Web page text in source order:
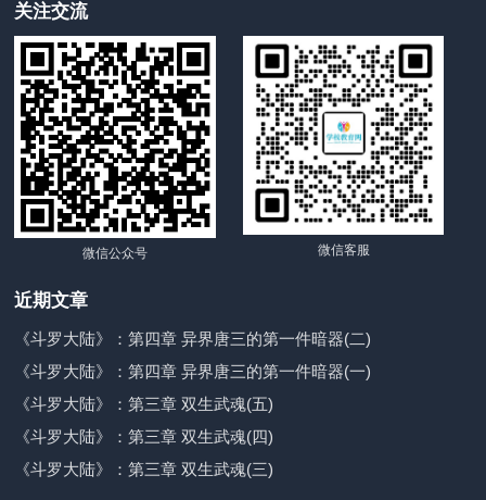
关注交流
微信公众号 微信客服
近期文章
《斗罗大陆》：第四章 异界唐三的第一件暗器(二)
《斗罗大陆》：第四章 异界唐三的第一件暗器(一)
《斗罗大陆》：第三章 双生武魂(五)
《斗罗大陆》：第三章 双生武魂(四)
《斗罗大陆》：第三章 双生武魂(三)